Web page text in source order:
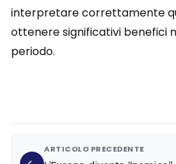
interpretare correttamente
ottenere significativi benefici
periodo.
ARTICOLO PRECEDENTE